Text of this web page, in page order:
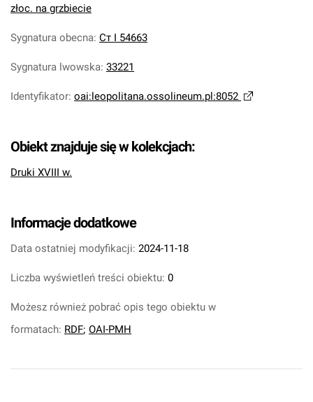
złoc. na grzbiecie
Sygnatura obecna: Ст І 54663
Sygnatura lwowska: 33221
Identyfikator: oai:leopolitana.ossolineum.pl:8052
Obiekt znajduje się w kolekcjach:
Druki XVIII w.
Informacje dodatkowe
Data ostatniej modyfikacji: 2024-11-18
Liczba wyświetleń treści obiektu: 0
Możesz również pobrać opis tego obiektu w
formatach: RDF; OAI-PMH